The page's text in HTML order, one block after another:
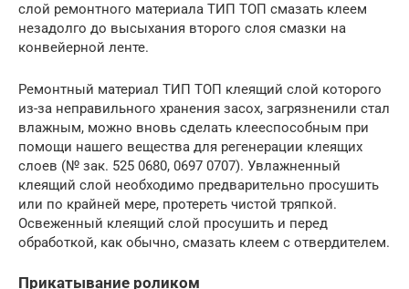
слой ремонтного материала ТИП ТОП смазать клеем
незадолго до высыхания второго слоя смазки на
конвейерной ленте.
Ремонтный материал ТИП ТОП клеящий слой которого
из-за неправильного хранения засох, загрязненили стал
влажным, можно вновь сделать клееспособным при
помощи нашего вещества для регенерации клеящих
слоев (№ зак. 525 0680, 0697 0707). Увлажненный
клеящий слой необходимо предварительно просушить
или по крайней мере, протереть чистой тряпкой.
Освеженный клеящий слой просушить и перед
обработкой, как обычно, смазать клеем с отвердителем.
Прикатывание роликом